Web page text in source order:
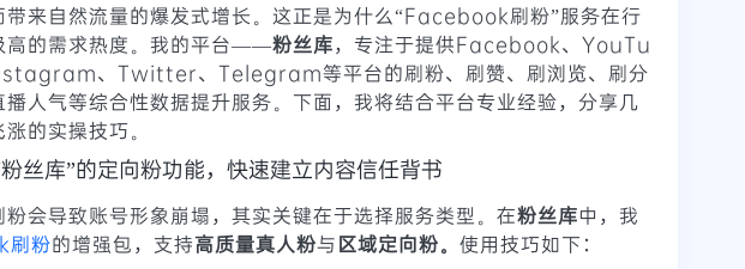
带来自然流量的爆发式增长。这正是为什么“Facebook刷粉”服务在行
高的需求热度。我的平台——粉丝库，专注于提供Facebook、YouTu
、Twitter、Telegram等平台的刷粉、刷赞、刷浏览、刷分
人气等综合性数据提升服务。下面，我将结合平台专业经验，分享几
的实操技巧。
丝库”的定向粉功能，快速建立内容信任背书
会导致账号形象崩塌，其实关键在于选择服务类型。在粉丝库中，我
刷粉的增强包，支持高质量真人粉与区域定向粉。 使用技巧如下：